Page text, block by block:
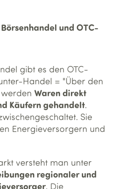
und OTC-
gibt es den OTC-
Handel = "Über den
Waren direkt
Käufern gehandelt.
Sie
Energieversorgern und
versteht man unter
regionaler und
. Die